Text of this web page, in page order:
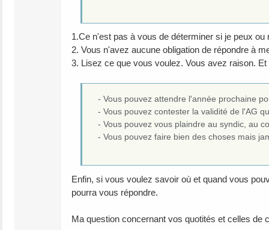
1.Ce n'est pas à vous de déterminer si je peux
2. Vous n'avez aucune obligation de répondre à
3. Lisez ce que vous voulez. Vous avez raison.
- Vous pouvez attendre l'année prochaine
- Vous pouvez contester la validité de l'AG
- Vous pouvez vous plaindre au syndic, au
- Vous pouvez faire bien des choses mais
Enfin, si vous voulez savoir où et quand vous
pourra vous répondre.
Ma question concernant vos quotités et celles